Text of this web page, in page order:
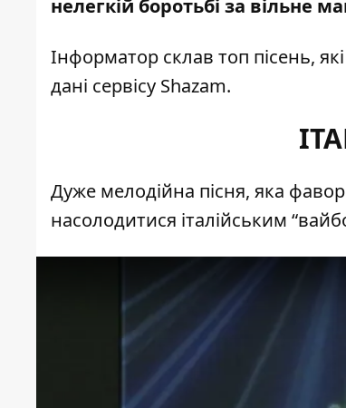
нелегкій боротьбі за вільне
Інформатор склав топ пісень,
дані сервісу Shazam.
Дуже мелодійна пісня, яка
насолодитися італійським